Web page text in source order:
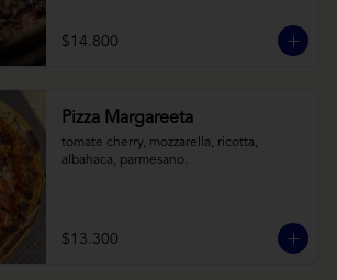
$14.800
Pizza Margareeta
tomate cherry, mozzarella, ricotta,
albahaca, parmesano.
$13.300